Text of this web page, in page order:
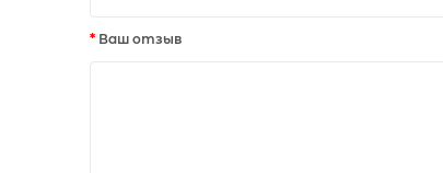
Ваш отзыв